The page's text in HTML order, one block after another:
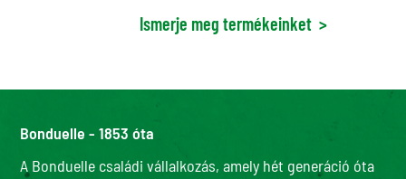
Ismerje meg termékeinket >
Bonduelle - 1853 óta
A Bonduelle családi vállalkozás, amely hét generáció óta